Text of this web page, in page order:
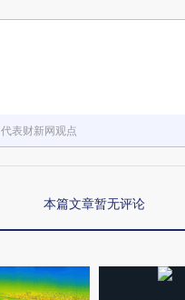
表财新网观点
本篇文章暂无评论